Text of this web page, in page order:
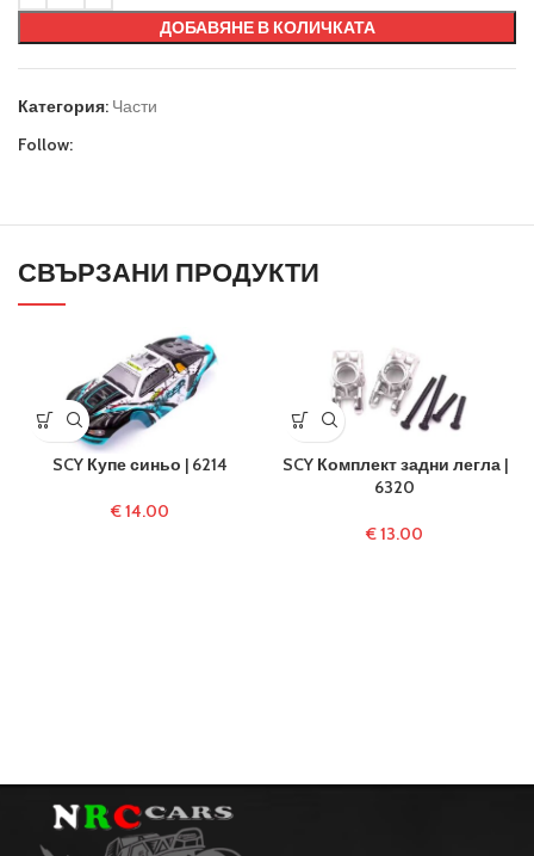
ДОБАВЯНЕ В КОЛИЧКАТА
Категория: Части
Follow:
СВЪРЗАНИ ПРОДУКТИ
SCY Купе синьо | 6214
€14.00
SCY Комплект задни легла |
6320
€13.00